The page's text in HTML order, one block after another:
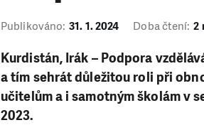
Publikováno: 31. 1. 2024 Doba čtení: 2
Kurdistán, Irák – Podpora
a tím sehrát důležitou roli při
učitelům a i samotným školám v
2023.